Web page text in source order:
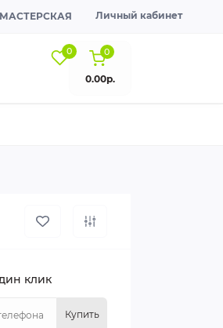
Личный кабинет
0 0
0.00р.
клик
Купить